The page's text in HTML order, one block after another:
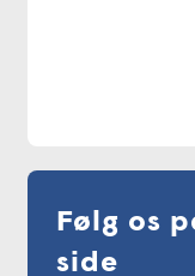
Følg os
side